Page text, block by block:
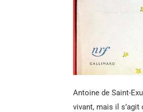
Antoine de Saint-
vivant, mais il